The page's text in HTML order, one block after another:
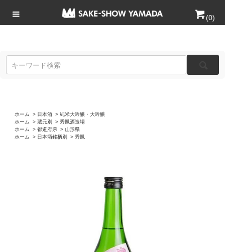
(0)
ホーム > 日本酒 > 純米大吟醸・大吟醸
ホーム
> 蔵元別 > 秀鳳酒造場
ホーム
> 都道府県 > 山形県
ホーム
> 日本酒銘柄別 > 秀鳳